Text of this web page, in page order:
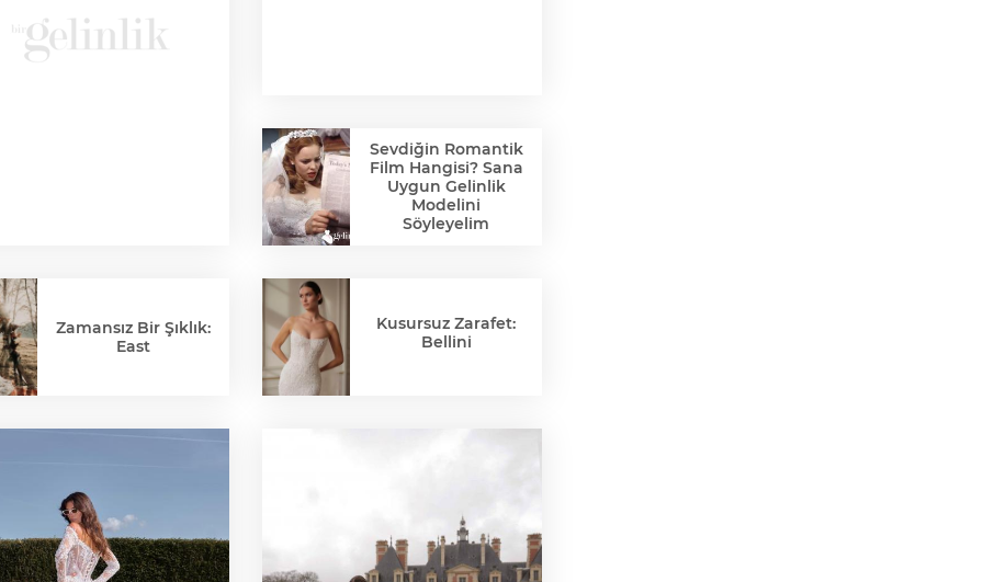
Zamansız Bir Şıklık:
East
Sevdiğin Romantik
Film Hangisi? Sana
Uygun Gelinlik
Modelini
Söyleyelim
Kusursuz Zarafet:
Bellini